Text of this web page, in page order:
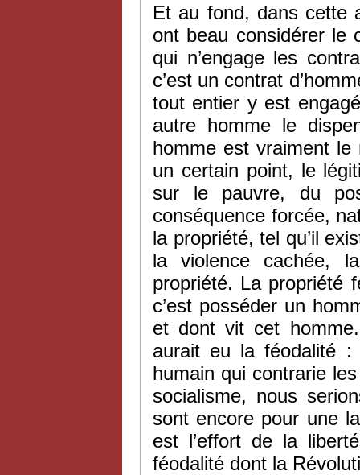
Et au fond, dans cette
ont beau considérer le
qui n’engage les
c’est un contrat
tout entier y est
autre homme le
homme est vraiment
un certain point, le
sur le pauvre, du
conséquence forcée,
la propriété, tel qu’il
la violence cachée,
propriété. La propriété
c’est posséder un
et dont vit cet homme.
aurait eu la féodalité :
humain qui contrarie
socialisme, nous
sont encore pour une
est l’effort de la
féodalité dont la